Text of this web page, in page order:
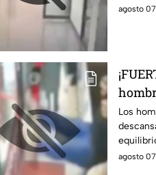
agosto
Los
agosto